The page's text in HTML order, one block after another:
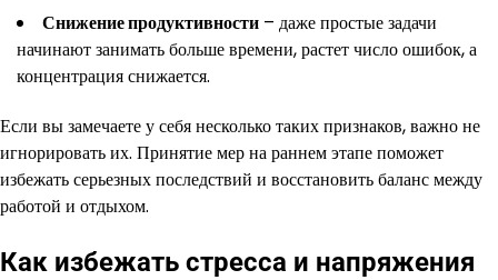
Снижение продуктивности – даже простые задачи
начинают занимать больше времени, растет число ошибок, а
концентрация снижается.
Если вы замечаете у себя несколько таких признаков, важно не
игнорировать их. Принятие мер на раннем этапе поможет
избежать серьезных последствий и восстановить баланс между
работой и отдыхом.
Как избежать стресса и напряжения